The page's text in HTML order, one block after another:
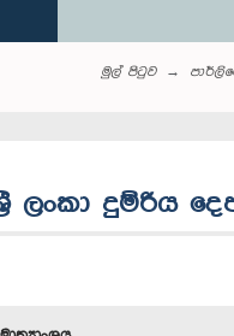
මුල් පිටුව
ලංකා දුම්රිය